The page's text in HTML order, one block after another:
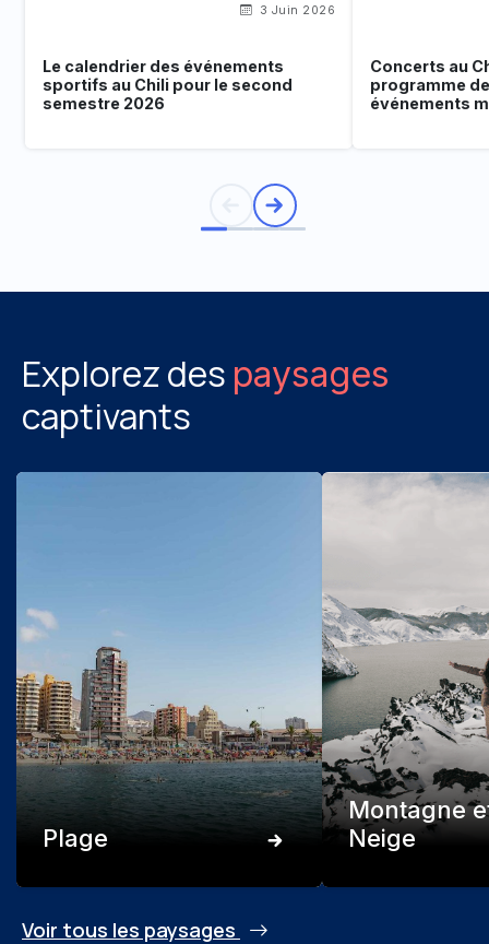
3 Juin 2026
Le calendrier des événements
sportifs au Chili pour le second
semestre 2026
Concerts au
programme
événements
Explorez des paysages
captivants
Plage
Montagne
Neige
Voir tous les paysages